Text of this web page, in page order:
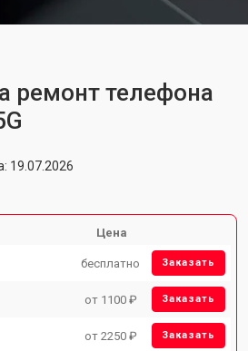
ремонт телефона
19.07.2026
Цена
бесплатно Заказать
от 1100 ₽ Заказать
от 2250 ₽ Заказать